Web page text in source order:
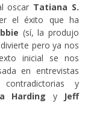
oscar Tatiana S.
el éxito que ha
(sí, la produjo
pero ya nos
inicial se nos
en entrevistas
y
Harding y
Jeff